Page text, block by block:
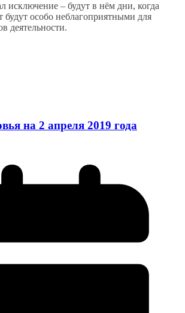
исключение – будут в нём дни, когда
будут особо неблагоприятными для
деятельности.
на 2 апреля 2019 года